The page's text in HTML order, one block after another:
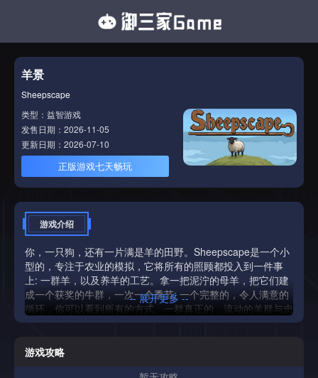
羊景
Sheepscape
类型：益智游戏
发售日期：2026-11-05
更新日期：2026-07-10
正版游戏七天畅玩
游戏介绍
你，一只狗，还有一片满是羊的田野。Sheepscape是一个小
型的，专注于农业的模拟，它将所有的照顾都投入到一件事
上: 一群羊，以及养羊的工艺。拿一把泥泞的母羊，把它们建
成一个获奖的牛群，一次一个季节; 一个完整的，令人满意的
循环，你可以看到所有的方式。一群真正的，流动的羊群与忠
实的边境牧羊犬。在令人满意的动手迷你游戏中手工剪羊。出
的农场悄悄地来生活。工作你的羊群不会自己动手的狗。把你
的牧羊人带到狗窝，把狗送出去，看着羊破碎和流动。阅读牛
-- 展开更多 --
游戏攻略